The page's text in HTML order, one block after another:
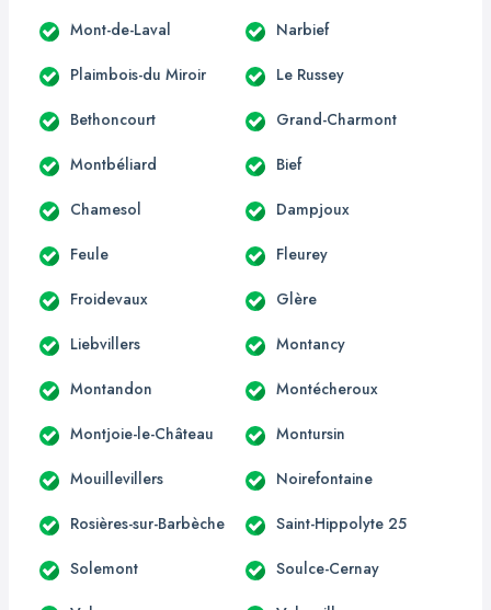
Mont-de-Laval Narbief
Plaimbois-du Miroir Le Russey
Bethoncourt Grand-Charmont
Montbéliard Bief
Chamesol Dampjoux
Feule Fleurey
Froidevaux Glère
Liebvillers Montancy
Montandon Montécheroux
Montjoie-le-Château Montursin
Mouillevillers Noirefontaine
Rosières-sur-Barbèche Saint-Hippolyte 25
Solemont Soulce-Cernay